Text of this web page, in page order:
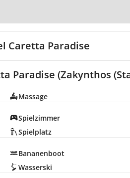
Caretta Paradise
Paradise (Zakynthos
Massage
Spielzimmer
Spielplatz
Bananenboot
Wasserski